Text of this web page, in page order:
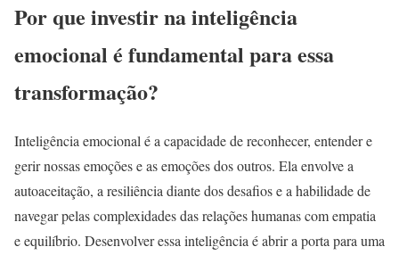
Por que investir na inteligência
emocional é fundamental para essa
transformação?
Inteligência emocional é a capacidade de reconhecer, entender e
gerir nossas emoções e as emoções dos outros. Ela envolve a
autoaceitação, a resiliência diante dos desafios e a habilidade de
navegar pelas complexidades das relações humanas com empatia
e equilíbrio. Desenvolver essa inteligência é abrir a porta para uma